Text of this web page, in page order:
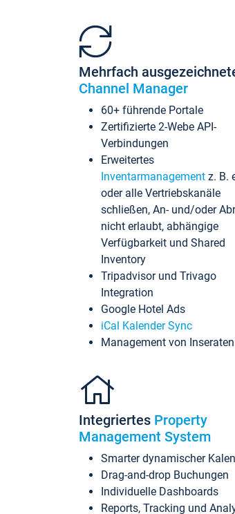
Mehrfach
Channel Manager
60+ führende Portale
Zertifizierte 2-Webe API-
Verbindungen
Erweitertes
Inventarmanagement z. B.
oder alle Vertriebskanäle
schließen, An- und/oder
nicht erlaubt, abhängige
Verfügbarkeit und Shared
Inventory
Tripadvisor und Trivago
Integration
Google Hotel Ads
iCal Kalender Sync
Management von Inseraten
Integriertes Property
Management System
Smarter dynamischer
Drag-and-drop Buchungen
Individuelle Dashboards
Reports, Tracking und